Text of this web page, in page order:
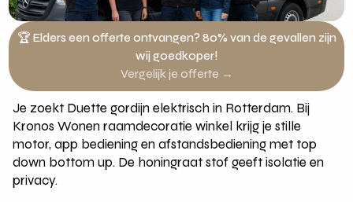
🏆 Elders een offerte ontvangen? 80% van de gevallen zijn
wij goedkoper!
Vergelijk je offerte →
Je zoekt Duette gordijn elektrisch in Rotterdam. Bij
Kronos Wonen raamdecoratie winkel krijg je stille
motor, app bediening en afstandsbediening met top
down bottom up. De honingraat stof geeft isolatie en
privacy.